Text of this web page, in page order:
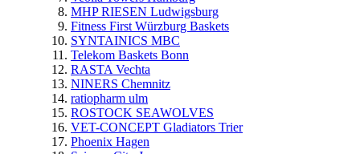
MHP RIESEN Ludwigsburg
Fitness First Würzburg Baskets
SYNTAINICS MBC
Telekom Baskets Bonn
RASTA Vechta
NINERS Chemnitz
ratiopharm ulm
ROSTOCK SEAWOLVES
VET-CONCEPT Gladiators Trier
Phoenix Hagen